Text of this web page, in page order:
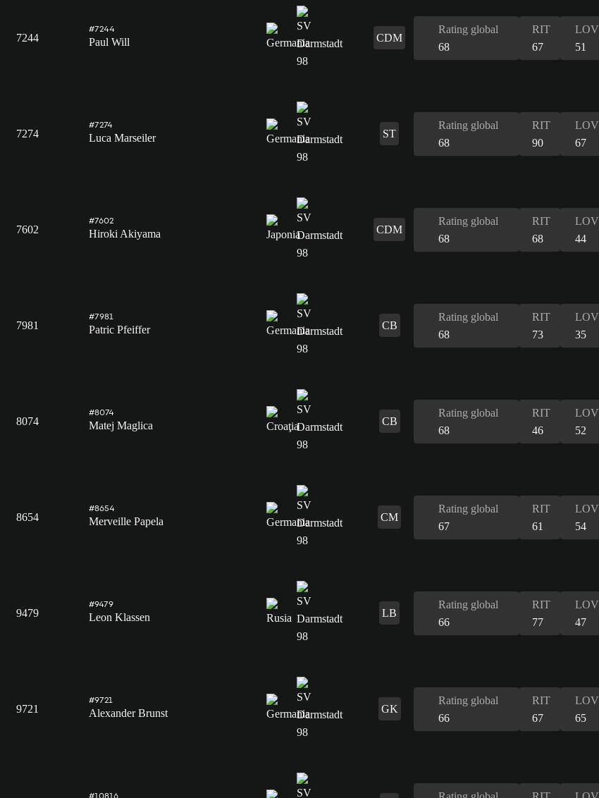
7244
#7244
Paul Will CDM
Rating global
68
RIT
67
LOV
51
7274
#7274
Luca Marseiler ST
Rating global
68
RIT
90
LOV
67
7602
#7602
Hiroki Akiyama CDM
Rating global
68
RIT
68
LOV
44
7981
#7981
Patric Pfeiffer CB
Rating global
68
RIT
73
LOV
35
8074
#8074
Matej Maglica CB
Rating global
68
RIT
46
LOV
52
8654
#8654
Merveille Papela CM
Rating global
67
RIT
61
LOV
54
9479
#9479
Leon Klassen LB
Rating global
66
RIT
77
LOV
47
9721
#9721
Alexander Brunst GK
Rating global
66
RIT
67
LOV
65